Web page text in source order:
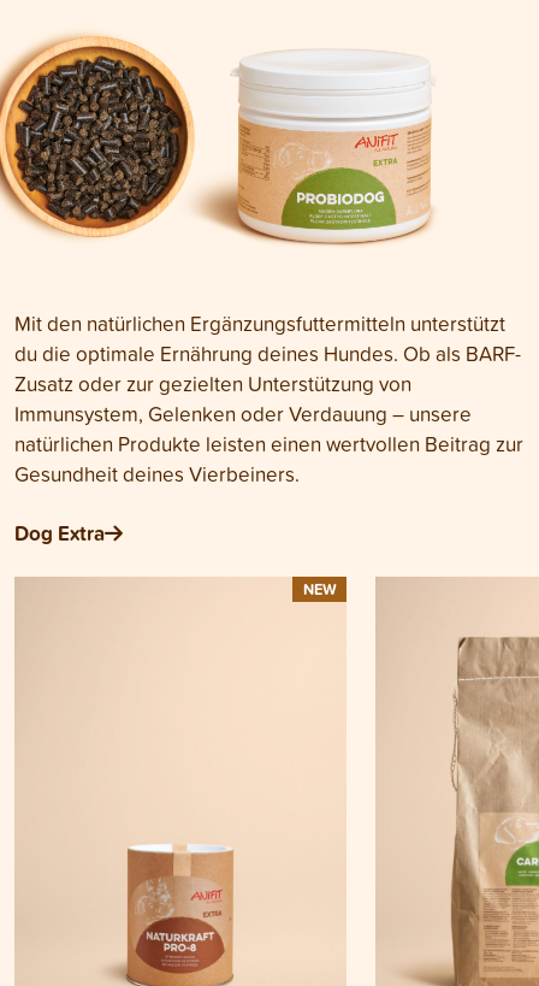
Mit den natürlichen Ergänzungsfuttermitteln unterstützt
du die optimale Ernährung deines Hundes. Ob als BARF-
Zusatz oder zur gezielten Unterstützung von
Immunsystem, Gelenken oder Verdauung – unsere
natürlichen Produkte leisten einen wertvollen Beitrag zur
Gesundheit deines Vierbeiners.
Dog Extra
NEW